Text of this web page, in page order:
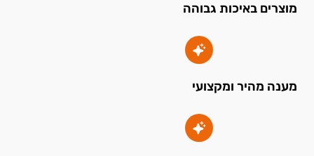
מוצרים באיכות גבוהה
מענה מהיר ומקצועי